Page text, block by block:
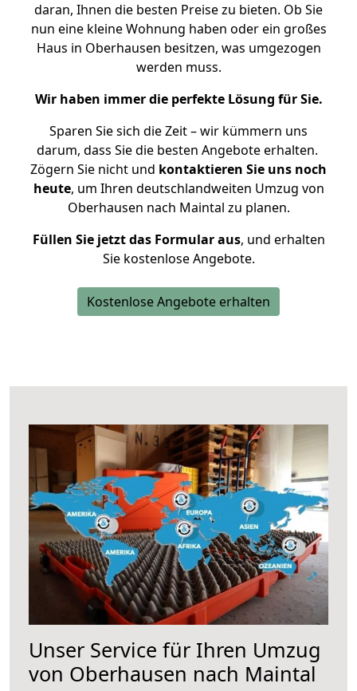
daran, Ihnen die besten Preise zu bieten. Ob Sie
nun eine kleine Wohnung haben oder ein großes
Haus in Oberhausen besitzen, was umgezogen
werden muss.
Wir haben immer die perfekte Lösung für Sie.
Sparen Sie sich die Zeit – wir kümmern uns
darum, dass Sie die besten Angebote erhalten.
Zögern Sie nicht und kontaktieren Sie uns noch
heute, um Ihren deutschlandweiten Umzug von
Oberhausen nach Maintal zu planen.
Füllen Sie jetzt das Formular aus, und erhalten
Sie kostenlose Angebote.
Kostenlose Angebote erhalten
Unser Service für Ihren Umzug
von Oberhausen nach Maintal